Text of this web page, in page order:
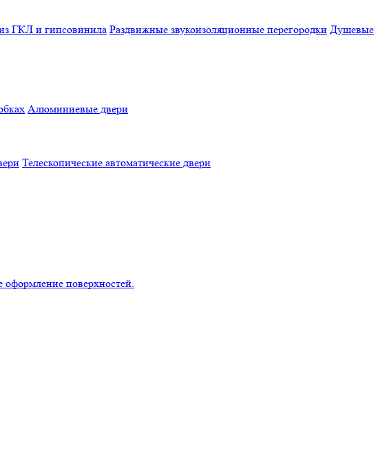
ГКЛ и гипсовинила Раздвижные звукоизоляционные перегородки Душевые
Алюминиевые двери
Телескопические автоматические двери
поверхностей.